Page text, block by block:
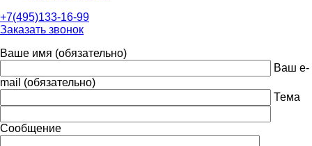
+7(495)133-16-99
Заказать звонок
Ваше имя (обязательно)
Ваш e-
mail (обязательно)
Тема
Сообщение